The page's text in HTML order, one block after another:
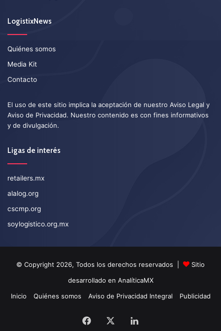
LogistixNews
Quiénes somos
Media Kit
Contacto
El uso de este sitio implica la aceptación de nuestro Aviso Legal y
Aviso de Privacidad. Nuestro contenido es con fines informativos
y de divulgación.
Ligas de interés
retailers.mx
alalog.org
cscmp.org
soylogistico.org.mx
© Copyright 2026, Todos los derechos reservados |
Sitio
desarrollado en AnalíticaMX
Inicio
Quiénes somos Aviso de Privacidad Integral Publicidad
Facebook LinkedIn